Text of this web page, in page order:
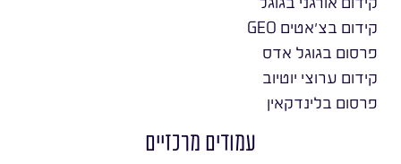
קידום בצ׳אטים GEO
פרסום בגוגל אדס
קידום ערוצי יוטיוב
פרסום בלינדקאין
עמודים מרכזיים